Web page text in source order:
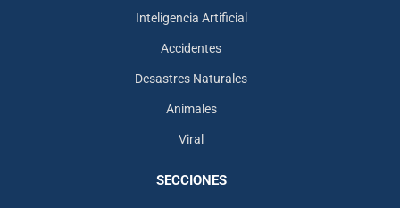
Inteligencia Artificial
Accidentes
Desastres Naturales
Animales
Viral
SECCIONES